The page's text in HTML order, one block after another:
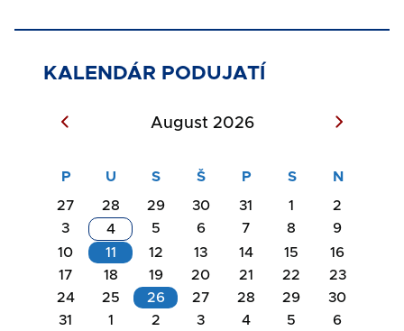
KALENDÁR PODUJATÍ
August 2026
27 28 29 30 31 1
2
3
4 5 6 7 8
9
10
11 12 13 14 15
16
17
18 19 20 21 22
23
24
25 26 27 28 29
30
31
1 2 3 4 5 6
Akcie
na